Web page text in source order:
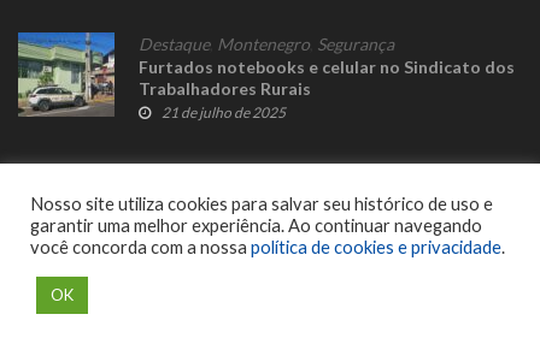
Destaque, Montenegro Segurança
Furtados notebooks e celular no Sindicato dos
Trabalhadores Rurais
21 de julho de 2025
Nosso site utiliza cookies para salvar seu histórico de uso e
garantir uma melhor experiência. Ao continuar navegando
você concorda com a nossa política de cookies e privacidade.
OK